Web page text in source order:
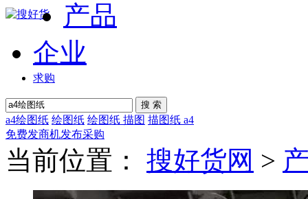
产品
企业
求购
搜 索
a4绘图纸 绘图纸 绘图纸 描图 描图纸 a4
免费发商机发布采购
当前位置： 搜好货网 >